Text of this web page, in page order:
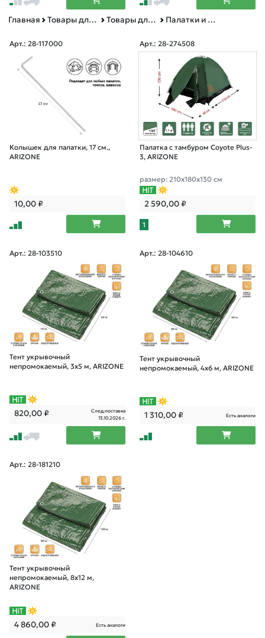
Главная Товары для дома Товары для туризма Палатки и тенты
Арт.: 28-117000
Колышек для палатки, 17 см.,
ARIZONE
10,00₽
Арт.: 28-274508
Палатка c тамбуром Coyote Plus-
3, ARIZONE
размер: 210х180х130 см
2 590,00₽
1
Арт.: 28-103510
Тент укрывочный
непромокаемый, 3х5 м, ARIZONE
820,00₽
След.поставка
13.10.2026 г.
Арт.: 28-104610
Тент укрывочный
непромокаемый, 4х6 м, ARIZONE
1 310,00₽ Есть аналоги
Арт.: 28-181210
Тент укрывочный
непромокаемый, 8х12 м,
ARIZONE
4 860,00₽ Есть аналоги